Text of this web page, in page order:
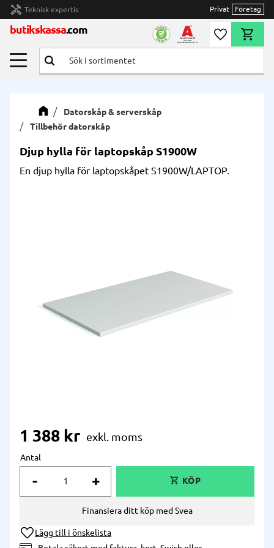
Meny
handyman Teknisk expertis Privat Företag
butikskassa.com Önskelista
Datorskåp & serverskåp
Tillbehör datorskåp
Djup hylla för laptopskåp S1900W
En djup hylla för laptopskåpet S1900W/LAPTOP.
1 388 kr
Antal
+
-
Lägg till i önskelista
Finansiera ditt köp med Svea